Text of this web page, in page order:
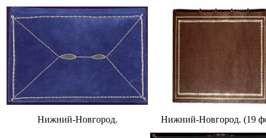
Нижний-Новгород. Нижний-Новгород. (19